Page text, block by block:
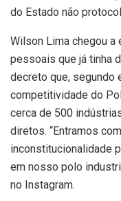
do Estado não
Wilson Lima chegou
pessoais que já tinha
decreto que, segundo
competitividade do
cerca de 500
diretos. “Entramos
inconstitucionalidade
em nosso polo
no Instagram.